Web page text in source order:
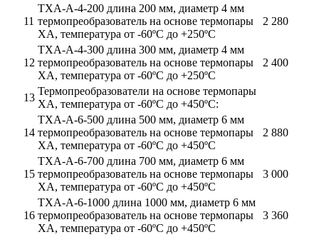
11
ТХА-А-4-200 длина 200 мм, диаметр 4 мм
термопреобразователь на основе термопары
ХА, температура от -60ºС до +250ºС
2 280
12
ТХА-А-4-300 длина 300 мм, диаметр 4 мм
термопреобразователь на основе термопары
ХА, температура от -60ºС до +250ºС
2 400
13
Термопреобразователи на основе термопары
ХА, температура от -60ºС до +450ºС:
14
ТХА-А-6-500 длина 500 мм, диаметр 6 мм
термопреобразователь на основе термопары
ХА, температура от -60ºС до +450ºС
2 880
15
ТХА-А-6-700 длина 700 мм, диаметр 6 мм
термопреобразователь на основе термопары
ХА, температура от -60ºС до +450ºС
3 000
16
ТХА-А-6-1000 длина 1000 мм, диаметр 6 мм
термопреобразователь на основе термопары
ХА, температура от -60ºС до +450ºС
3 360